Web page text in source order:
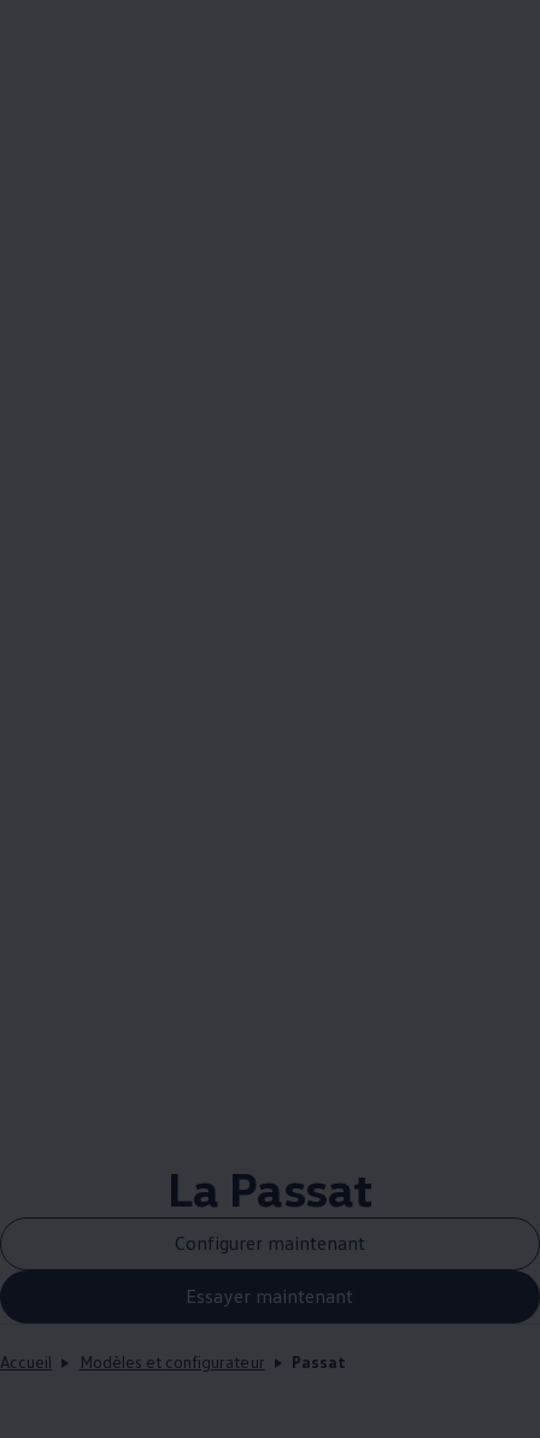
La Passat
Configurer maintenant
Essayer maintenant
Accueil Modèles et configurateur Passat